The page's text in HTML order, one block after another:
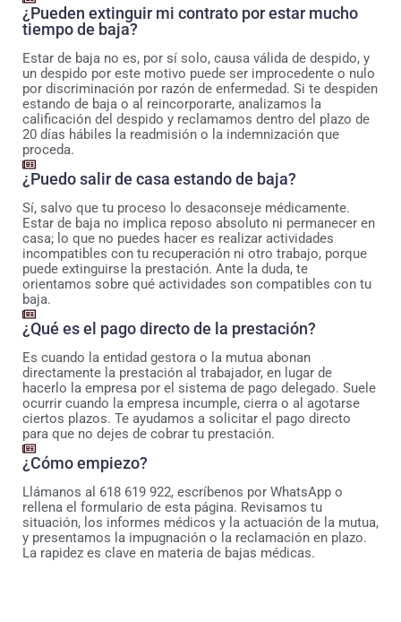
¿Pueden extinguir mi contrato por estar mucho
tiempo de baja?
Estar de baja no es, por sí solo, causa válida de despido, y
un despido por este motivo puede ser improcedente o nulo
por discriminación por razón de enfermedad. Si te despiden
estando de baja o al reincorporarte, analizamos la
calificación del despido y reclamamos dentro del plazo de
20 días hábiles la readmisión o la indemnización que
proceda.
¿Puedo salir de casa estando de baja?
Sí, salvo que tu proceso lo desaconseje médicamente.
Estar de baja no implica reposo absoluto ni permanecer en
casa; lo que no puedes hacer es realizar actividades
incompatibles con tu recuperación ni otro trabajo, porque
puede extinguirse la prestación. Ante la duda, te
orientamos sobre qué actividades son compatibles con tu
baja.
¿Qué es el pago directo de la prestación?
Es cuando la entidad gestora o la mutua abonan
directamente la prestación al trabajador, en lugar de
hacerlo la empresa por el sistema de pago delegado. Suele
ocurrir cuando la empresa incumple, cierra o al agotarse
ciertos plazos. Te ayudamos a solicitar el pago directo
para que no dejes de cobrar tu prestación.
¿Cómo empiezo?
Llámanos al 618 619 922, escríbenos por WhatsApp o
rellena el formulario de esta página. Revisamos tu
situación, los informes médicos y la actuación de la mutua,
y presentamos la impugnación o la reclamación en plazo.
La rapidez es clave en materia de bajas médicas.